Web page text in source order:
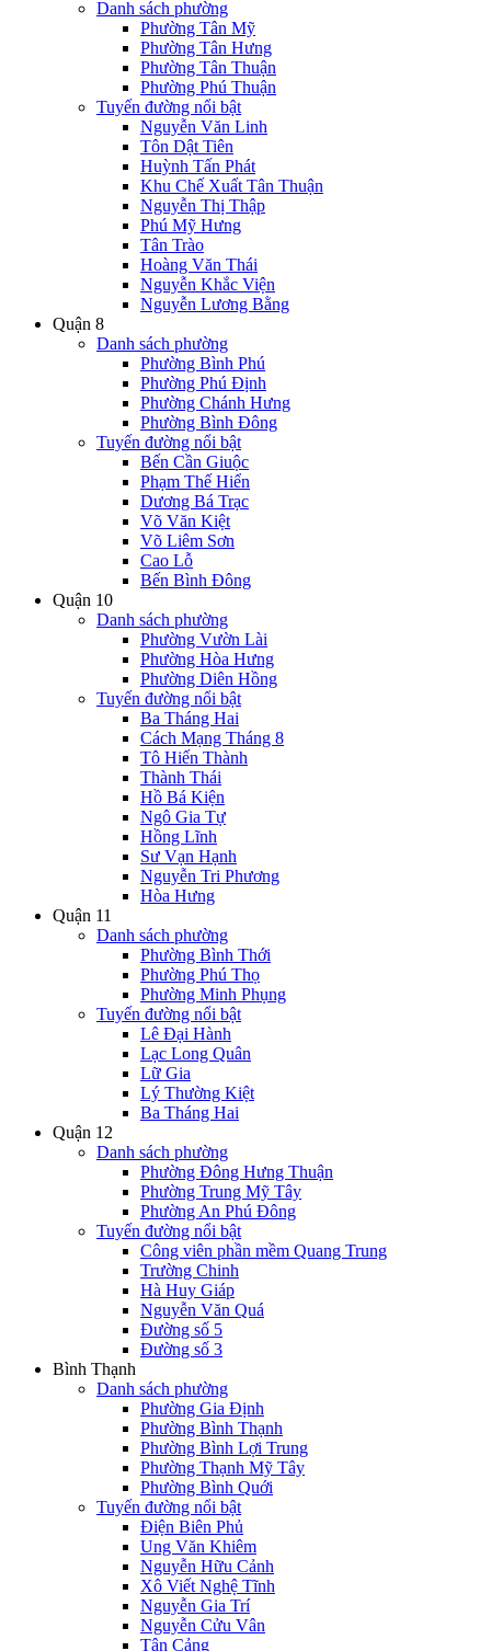
Danh sách phường
Phường Tân Mỹ
Phường Tân Hưng
Phường Tân Thuận
Phường Phú Thuận
Tuyến đường nổi bật
Nguyễn Văn Linh
Tôn Dật Tiên
Huỳnh Tấn Phát
Khu Chế Xuất Tân Thuận
Nguyễn Thị Thập
Phú Mỹ Hưng
Tân Trào
Hoàng Văn Thái
Nguyễn Khắc Viện
Nguyễn Lương Bằng
Quận 8
Danh sách phường
Phường Bình Phú
Phường Phú Định
Phường Chánh Hưng
Phường Bình Đông
Tuyến đường nổi bật
Bến Cần Giuộc
Phạm Thế Hiển
Dương Bá Trạc
Võ Văn Kiệt
Võ Liêm Sơn
Cao Lỗ
Bến Bình Đông
Quận 10
Danh sách phường
Phường Vườn Lài
Phường Hòa Hưng
Phường Diên Hồng
Tuyến đường nổi bật
Ba Tháng Hai
Cách Mạng Tháng 8
Tô Hiến Thành
Thành Thái
Hồ Bá Kiện
Ngô Gia Tự
Hồng Lĩnh
Sư Vạn Hạnh
Nguyễn Tri Phương
Hòa Hưng
Quận 11
Danh sách phường
Phường Bình Thới
Phường Phú Thọ
Phường Minh Phụng
Tuyến đường nổi bật
Lê Đại Hành
Lạc Long Quân
Lữ Gia
Lý Thường Kiệt
Ba Tháng Hai
Quận 12
Danh sách phường
Phường Đông Hưng Thuận
Phường Trung Mỹ Tây
Phường An Phú Đông
Tuyến đường nổi bật
Công viên phần mềm Quang Trung
Trường Chinh
Hà Huy Giáp
Nguyễn Văn Quá
Đường số 5
Đường số 3
Bình Thạnh
Danh sách phường
Phường Gia Định
Phường Bình Thạnh
Phường Bình Lợi Trung
Phường Thạnh Mỹ Tây
Phường Bình Quới
Tuyến đường nổi bật
Điện Biên Phủ
Ung Văn Khiêm
Nguyễn Hữu Cảnh
Xô Viết Nghệ Tĩnh
Nguyễn Gia Trí
Nguyễn Cửu Vân
Tân Cảng